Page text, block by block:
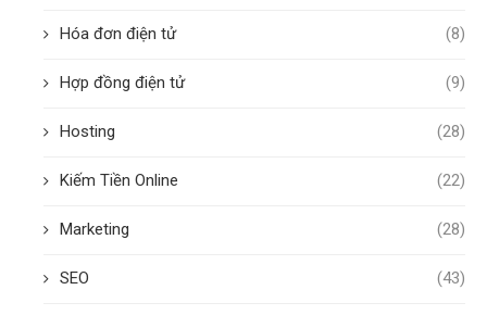
Hóa đơn điện tử (8)
Hợp đồng điện tử (9)
Hosting (28)
Kiếm Tiền Online (22)
Marketing (28)
SEO (43)